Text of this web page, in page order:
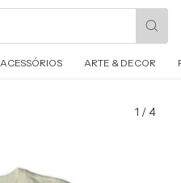
ACESSÓRIOS ARTE & DECOR
1 /4